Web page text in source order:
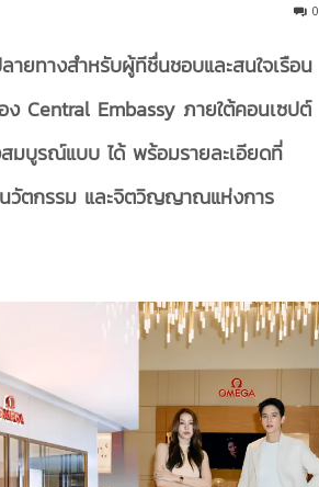
0
ยทางสำหรับผู้ทีชื่นชอบและสนใจเรือน
ง Central Embassy ภายใต้คอนเซปต์
สมบูรณ์แบบ ได้ พร้อมรายละเอียดที่
วัตกรรม และจิตวิญญาณแห่งการ